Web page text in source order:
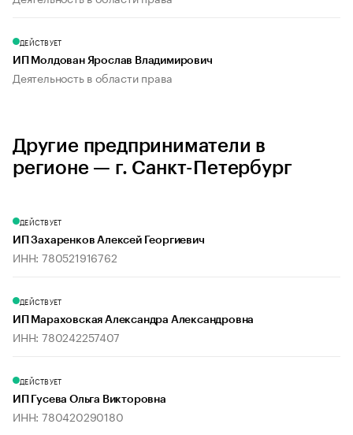
ДЕЙСТВУЕТ
ИП Молдован Ярослав Владимирович
Деятельность в области права
Другие предприниматели в
регионе — г. Санкт-Петербург
ДЕЙСТВУЕТ
ИП Захаренков Алексей Георгиевич
ИНН: 780521916762
ДЕЙСТВУЕТ
ИП Мараховская Александра Александровна
ИНН: 780242257407
ДЕЙСТВУЕТ
ИП Гусева Ольга Викторовна
ИНН: 780420290180